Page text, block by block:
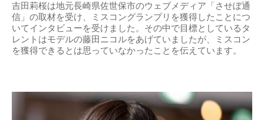
吉田莉桜は地元長崎県佐世保市のウェブメディア「させぼ通
信」の取材を受け、ミスコングランプリを獲得したことにつ
いてインタビューを受けました。その中で目標としているタ
レントはモデルの藤田ニコルをあげていましたが、ミスコン
を獲得できるとは思っていなかったことを伝えています。